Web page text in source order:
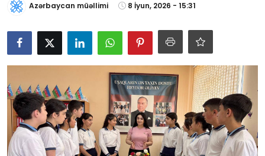
Reklam və elan
Biz kimik?
Bütün xəbərlər
Gündəlik
Rəsmi
Azərbaycan müəllimi 8 İyun, 2026 - 15:31